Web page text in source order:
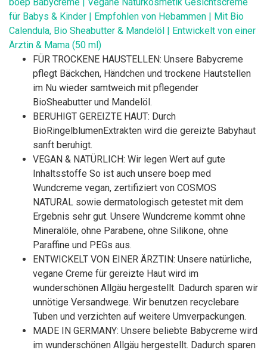
für Babys & Kinder | Empfohlen von Hebammen | Mit Bio
Calendula, Bio Sheabutter & Mandelöl | Entwickelt von einer
Ärztin & Mama (50 ml)
FÜR TROCKENE HAUSTELLEN: Unsere Babycreme
pflegt Bäckchen, Händchen und trockene Hautstellen
im Nu wieder samtweich mit pflegender
BioSheabutter und Mandelöl.
BERUHIGT GEREIZTE HAUT: Durch
BioRingelblumenExtrakten wird die gereizte Babyhaut
sanft beruhigt.
VEGAN & NATÜRLICH: Wir legen Wert auf gute
Inhaltsstoffe So ist auch unsere boep med
Wundcreme vegan, zertifiziert von COSMOS
NATURAL sowie dermatologisch getestet mit dem
Ergebnis sehr gut. Unsere Wundcreme kommt ohne
Mineralöle, ohne Parabene, ohne Silikone, ohne
Paraffine und PEGs aus.
ENTWICKELT VON EINER ÄRZTIN: Unsere natürliche,
vegane Creme für gereizte Haut wird im
wunderschönen Allgäu hergestellt. Dadurch sparen wir
unnötige Versandwege. Wir benutzen recyclebare
Tuben und verzichten auf weitere Umverpackungen.
MADE IN GERMANY: Unsere beliebte Babycreme wird
im wunderschönen Allgäu hergestellt. Dadurch sparen